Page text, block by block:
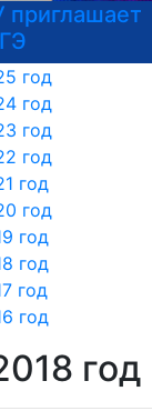
приглашает
год
год
год
год
год
год
год
год
год
год
год